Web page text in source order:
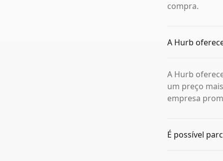
compra.
A Hurb
A Hurb
um preço
empresa
É possível